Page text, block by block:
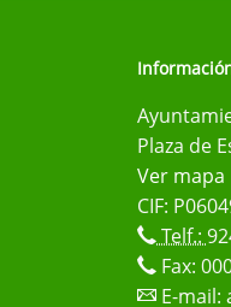
Plaza de
Ver mapa
CIF:
Telf.:
Fax:
E-mail: